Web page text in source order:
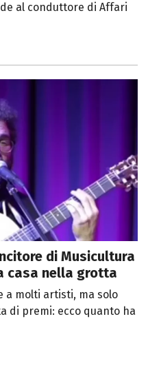
al conduttore di Affari
di Musicultura
casa nella grotta
a molti artisti, ma solo
di premi: ecco quanto ha